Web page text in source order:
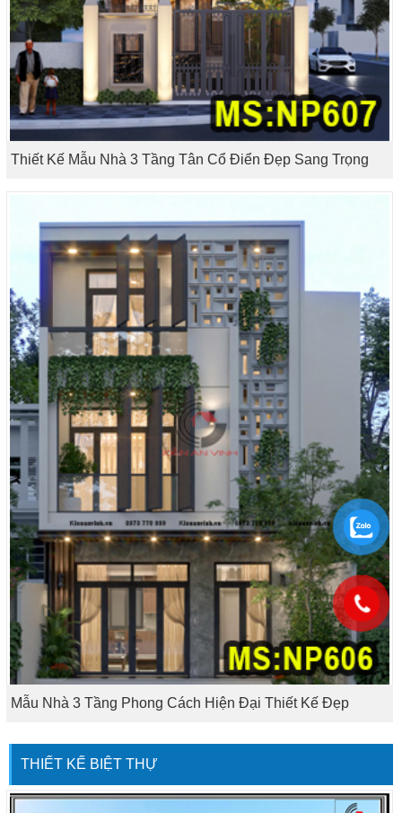
Thiết Kế Mẫu Nhà 3 Tầng Tân Cổ Điển Đẹp Sang Trọng
Mẫu Nhà 3 Tầng Phong Cách Hiện Đại Thiết Kế Đẹp
THIẾT KẾ BIỆT THỰ